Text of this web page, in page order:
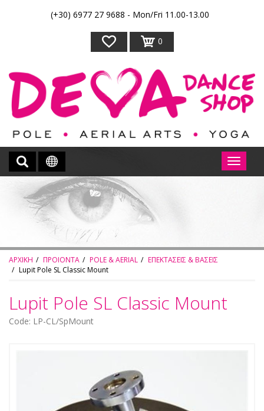
(+30) 6977 27 9688 - Mon/Fri 11.00-13.00
0
ΑΡΧΙΚΗ ΠΡΟΙΟΝΤΑ POLE & AERIAL
ΕΠΕΚΤΑΣΕΙΣ & ΒΑΣΕΙΣ
Lupit Pole SL Classic Mount
Lupit Pole SL Classic Mount
Code: LP-CL/SpMount